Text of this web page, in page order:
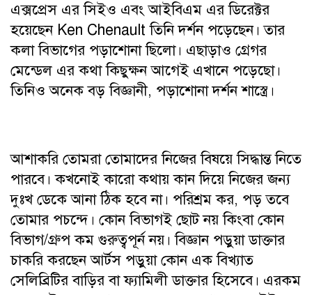
এক্সপ্রেস এর সিইও এবং আইবিএম এর ডিরেক্টর
হয়েছেন Ken Chenault তিনি দর্শন পড়েছেন। তার
কলা বিভাগের পড়াশোনা ছিলো। এছাড়াও গ্রেগর
মেন্ডেল এর কথা কিছুক্ষন আগেই এখানে পড়েছো।
তিনিও অনেক বড় বিজ্ঞানী, পড়াশোনা দর্শন শাস্ত্রে।
আশাকরি তোমরা তোমাদের নিজের বিষয়ে সিদ্ধান্ত নিতে
পারবে। কখনোই কারো কথায় কান দিয়ে নিজের জন্য
দুঃখ ডেকে আনা ঠিক হবে না। পরিশ্রম কর, পড় তবে
তোমার পচন্দে। কোন বিভাগই ছোট নয় কিংবা কোন
বিভাগ/গ্রুপ কম গুরুত্বপূর্ন নয়। বিজ্ঞান পড়ুয়া ডাক্তার
চাকরি করছেন আর্টস পড়ুয়া কোন এক বিখ্যাত
সেলিব্রিটির বাড়ির বা ফ্যামিলী ডাক্তার হিসেবে। এরকম